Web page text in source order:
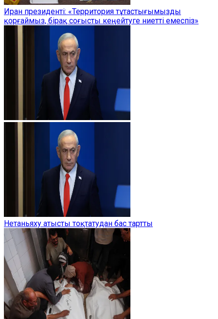
Иран президенті: «Территория тұтастығымызды
қорғаймыз, бірақ соғысты кеңейтуге ниетті емеспіз»
Нетаньяху атысты тоқтатудан бас тартты